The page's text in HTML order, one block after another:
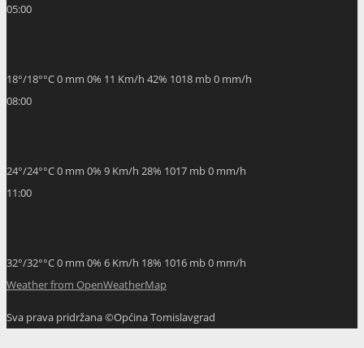
05:00
18°/18°°C0 mm 0% 11 Km/h 42% 1018 mb0 mm/h
08:00
24°/24°°C0 mm 0% 9 Km/h 28% 1017 mb0 mm/h
11:00
32°/32°°C0 mm 0% 6 Km/h 18% 1016 mb0 mm/h
Weather from OpenWeatherMap
Sva prava pridržana ©Općina Tomislavgrad